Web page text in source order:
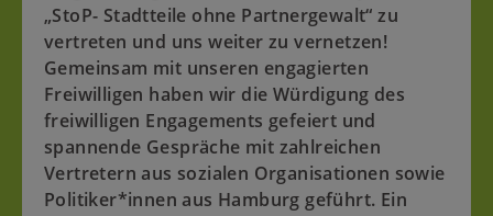
„StoP- Stadtteile ohne Partnergewalt“ zu
vertreten und uns weiter zu vernetzen!
Gemeinsam mit unseren engagierten
Freiwilligen haben wir die Würdigung des
freiwilligen Engagements gefeiert und
spannende Gespräche mit zahlreichen
Vertretern aus sozialen Organisationen sowie
Politiker*innen aus Hamburg geführt. Ein